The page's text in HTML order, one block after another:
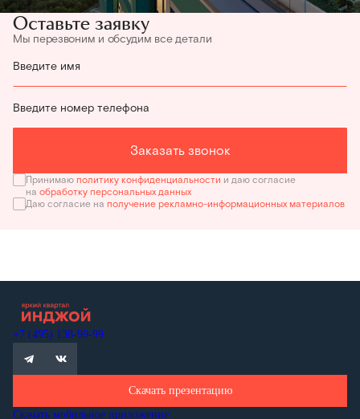
Оставьте заявку
Мы перезвоним и обсудим все детали
Введите имя
Введите номер телефона
Заказать звонок
Принимаю политику конфиденциальности и даю согласие
на обработку персональных данных
Даю согласие на получение рекламно-информационных материалов
+7 (495) 138-99-99
Скачать презентацию
Скачать мобильное приложение